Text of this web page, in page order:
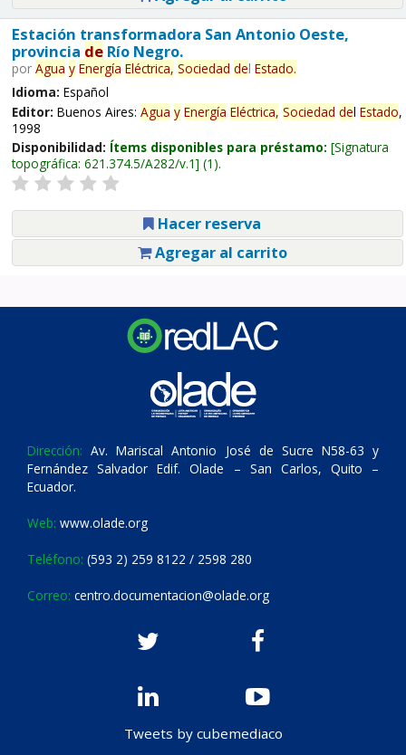
Estación transformadora San Antonio Oeste,
provincia deRío Negro.
por Agua y Energía Eléctrica, Sociedad del Estado.
Idioma: Español
Editor: Buenos Aires: Agua y Energía Eléctrica, Sociedad del Estado,
1998
Disponibilidad: Ítems disponibles para préstamo: Signatura
topográfica: 621.374.5/A282/v.1 (1).
Hacer reserva
Agregar al carrito
Dirección: Av. Mariscal Antonio José de Sucre N58-63 y
Fernández Salvador Edif. Olade – San Carlos, Quito –
Ecuador.
Web: www.olade.org
Teléfono: (593 2) 259 8122 / 2598 280
Correo: centro.documentacion@olade.org
Tweets by cubemediaco